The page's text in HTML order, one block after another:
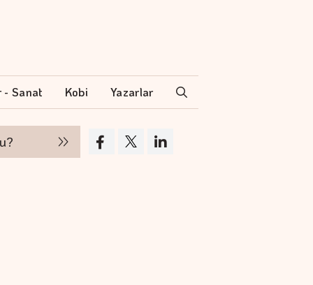
- Sanat Kobi Yazarlar
Hakan Aran İş Bankası Genel